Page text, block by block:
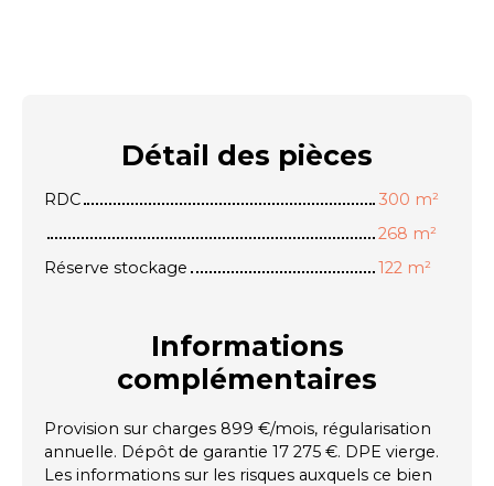
Détail des pièces
RDC
300 m²
268 m²
Réserve stockage
122 m²
Informations
complémentaires
Provision sur charges 899 €/mois, régularisation
annuelle. Dépôt de garantie 17 275 €. DPE vierge.
Les informations sur les risques auxquels ce bien